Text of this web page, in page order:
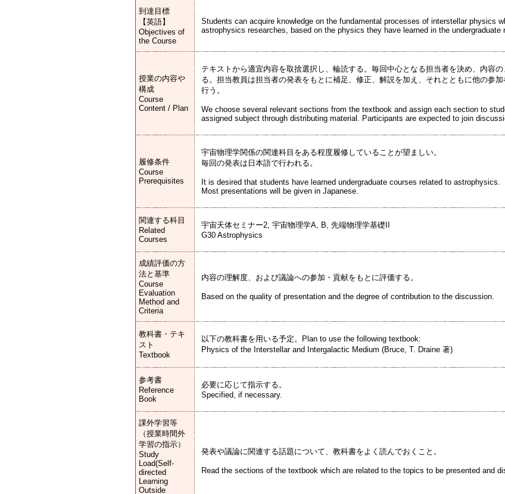
到達目標
【英語】
Objectives of
the Course
Students can acquire knowledge on the fundamental processes of interstellar physics
astrophysics researches, based on the physics they have learned in the undergraduate
授業の内容や
構成
Course
Content / Plan
テキストから適宜内容を取捨選択し、輪読する。毎回中心となる担当者を決め、内容
る。担当教員は担当者の発表をもとに補足、修正、解説を加え、それとともに他の参
行う。
We choose several relevant sections from the textbook and assign each section to
assigned subject through distributing material. Participants are expected to join
履修条件
Course
Prerequisites
宇宙物理学関係の関連科目をある程度履修していることが望ましい。
毎回の発表は日本語で行われる。
It is desired that students have learned undergraduate courses related to astrophysics.
Most presentations will be given in Japanese.
関連する科目
Related
Courses
宇宙天体セミナー2, 宇宙物理学A, B, 先端物理学基礎II
G30 Astrophysics
成績評価の方
法と基準
Course
Evaluation
Method and
Criteria
内容の理解度、および議論への参加・貢献をもとに評価する。
Based on the quality of presentation and the degree of contribution to the discussion.
教科書・テキ
スト
Textbook
以下の教科書を用いる予定。Plan to use the following textbook:
Physics of the Interstellar and Intergalactic Medium (Bruce, T. Draine 著)
参考書
Reference
Book
必要に応じて指示する。
Specified, if necessary.
課外学習等
（授業時間外
学習の指示）
Study
Load(Self-
directed
Learning
Outside
発表や議論に関連する話題について、教科書をよく読んでおくこと。
Read the sections of the textbook which are related to the topics to be presented and